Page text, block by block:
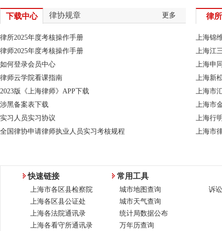
律师文丛》的通知
2026年青年法律志愿者实践项目开放报名，直通司
法一线，赋能职业跃升！
06-18
2026年第二期申请律师执业人员培训班（线上培
训） 报名缴费通知
06-18 2026年第二期申请律师执业人员培训班（线上培
训） 报名缴费通知
06-01 关于2026年本市律师个人会员健康体检服务的通知
05-13
转发：关于报考复旦大学2027级技术转移硕士MTT
项目享有上海市律师协会专属权益的通知
启！续写法律科技融合新篇
2026年第十五届“京津沪渝粤琼”六省市律师羽毛球
赛 赛事执行单位招标公告
【转发】浦东新区第四期涉外法治人才培训班“法律
更多
下载中心 律协规章
律所2025年度考核操作手册
律师2025年度考核操作手册
如何登录会员中心
律师云学院看课指南
2023版《上海律师》APP下载
涉黑备案表下载
实习人员实习协议
全国律协申请律师执业人员实习考核规程
律
上海锦
上海江
上海申
上海新
上海市
上海市
上海行
上海市
快速链接
上海市各区县检察院
上海各区县公证处
上海各法院通讯录
上海各看守所通讯录
常用工具
城市地图查询
城市天气查询
统计局数据公布
万年历查询
诉